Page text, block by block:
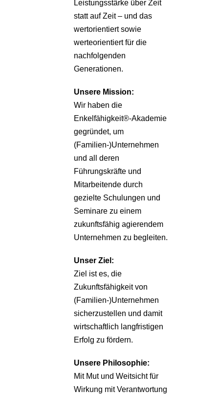
Leistungsstärke über Zeit
statt auf Zeit – und das
wertorientiert sowie
werteorientiert für die
nachfolgenden
Generationen.
Unsere Mission:
Wir haben die
Enkelfähigkeit®-Akademie
gegründet, um
(Familien-)Unternehmen
und all deren
Führungskräfte und
Mitarbeitende durch
gezielte Schulungen und
Seminare zu einem
zukunftsfähig agierendem
Unternehmen zu begleiten.
Unser Ziel:
Ziel ist es, die
Zukunftsfähigkeit von
(Familien-)Unternehmen
sicherzustellen und damit
wirtschaftlich langfristigen
Erfolg zu fördern.
Unsere Philosophie:
Mit Mut und Weitsicht für
Wirkung mit Verantwortung